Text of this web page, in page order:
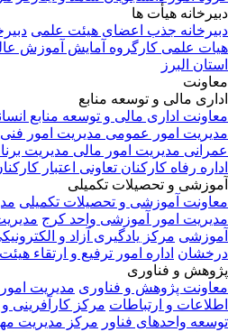
هیأت ها
جذب اعضای هیئت علمی
علمی کارگروه آمایش آموزش
البرز
مالی و توسعه منابع
اداری مالی و توسعه منابع
امور عمومی مدیریت امور
مدیریت امور مالی مدیریت
رفاه کارکنانتعاونی اعتبار کارکنان
و تحصیلات تکمیلی
آموزشی و تحصیلات تکمیلی
امور آموزشی واحد کرج مدیریت
مرکز یادگیری آزاد و الکترونیکی
اداره امور ترفیع و ارتقاء
و فناوری
پژوهش و فناوری مدیریت امور
و ارتباطات مرکز کارآفرینی و
واحدهای فناور مرکز مدیریت